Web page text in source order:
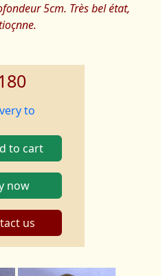
5cm. Très bel état,
to
to cart
now
us